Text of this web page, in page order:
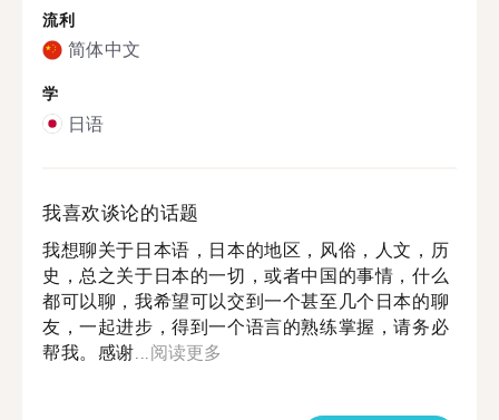
流利
简体中文
学
日语
我喜欢谈论的话题
我想聊关于日本语，日本的地区，风俗，人文，历
史，总之关于日本的一切，或者中国的事情，什么
都可以聊，我希望可以交到一个甚至几个日本的聊
友，一起进步，得到一个语言的熟练掌握，请务必
帮我。感谢... 阅读更多